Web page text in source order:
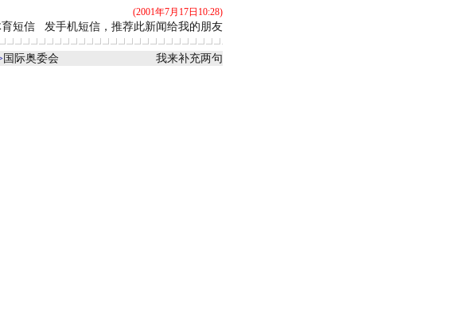
(2001年7月17日10:28)
短信 发手机短信，推荐此新闻给我的朋友
国际奥委会 我来补充两句